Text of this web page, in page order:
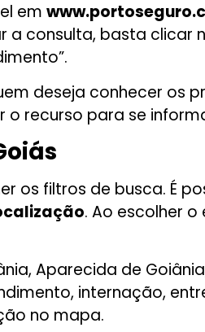
em
a consulta, basta clicar
deseja conhecer os
recurso para se
os filtros de busca. É
. Ao escolher
Aparecida de
internação,
no mapa.